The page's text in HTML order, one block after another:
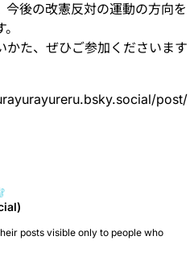
後の改憲反対の運動の方向を
かた、ぜひご参加くださいます
u.bsky.social/post/
posts visible only to people who